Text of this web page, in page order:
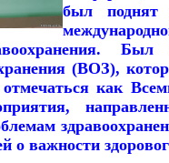
был поднят
Был
(ВОЗ),
отмечаться как
о важности